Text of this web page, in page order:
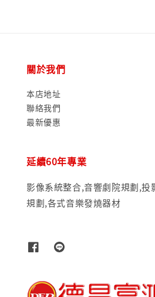
關於我們
本店地址
聯絡我們
最新優惠
延續60年專業
影像系統整合,音響劇院規劃,投
規劃,各式音樂發燒器材